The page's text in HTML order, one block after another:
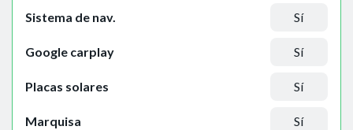
Sistema de nav. Sí
Google carplay Sí
Placas solares Sí
Marquisa Sí